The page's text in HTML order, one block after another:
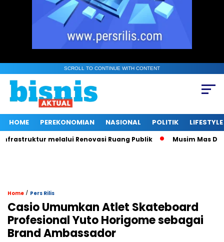
SCROLL TO CONTINUE WITH CONTENT
HOME PEREKONOMIAN NASIONAL POLITIK LIFESTYLE
melalui Renovasi Ruang Publik Musim Mas
Home / Pers Rilis
Casio Umumkan Atlet Skateboard
Profesional Yuto Horigome sebagai
Brand Ambassador